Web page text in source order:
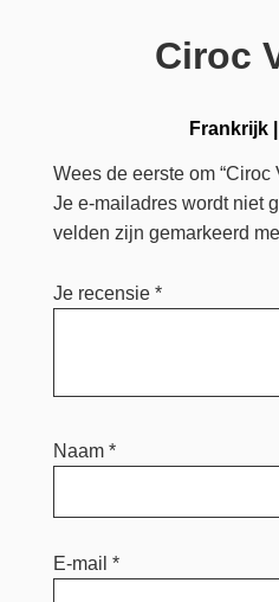
Ciroc
Frankrijk
Wees de eerste om “Ciroc
Je e-mailadres wordt niet
velden zijn gemarkeerd
Je recensie *
Naam *
E-mail *